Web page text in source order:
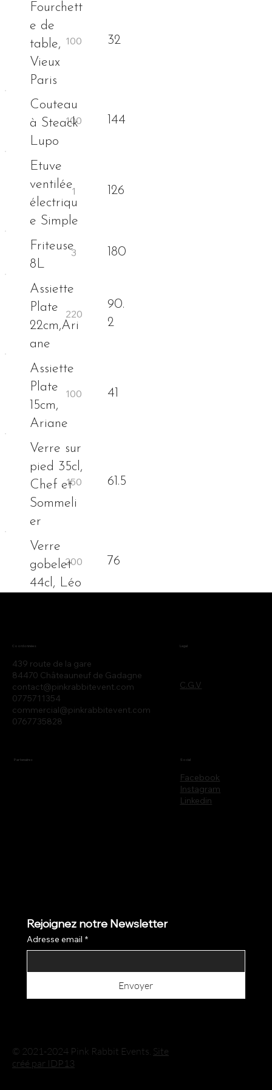
Fourchett
e de
table,
Vieux
Paris
32
Couteau
à Steack
Lupo
144
Etuve
ventilée
électriqu
e Simple
126
Friteuse
8L
180
Assiette
Plate
22cm,Ari
ane
90.
2
Assiette
Plate
15cm,
Ariane
41
Verre sur
pied 35cl,
Chef et
Sommeli
er
61.5
Verre
gobelet
44cl, Léo
76
439 route de la gare
84470 Châteauneuf de Gadagne
contact@pinkrabbitevent.com
0775711354
commercial@pinkrabbitevent.com
0767735828
Coordonnées
C.G.V
Legal
Partenaires
Facebook
Instagram
Linkedin
Social
Rejoignez notre Newsletter
Adresse email *
Envoyer
© 2021-2024 Pink Rabbit Events. Site
créé par IDP13